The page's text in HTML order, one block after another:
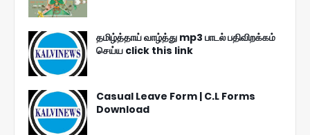
தமிழ்த்தாய் வாழ்த்து mp3 பாடல் பதிவிறக்கம்
செய்ய click this link
Casual Leave Form | C.L Forms
Download